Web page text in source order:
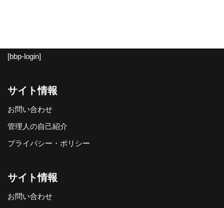
[bbp-login]
サイト情報
お問い合わせ
管理人の自己紹介
プライバシー・ポリシー
サイト情報
お問い合わせ